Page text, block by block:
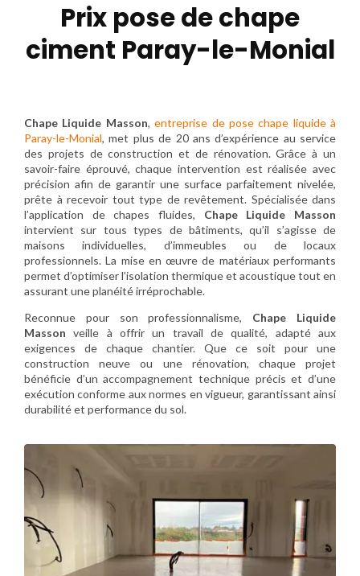
Prix pose de chape
ciment Paray-le-Monial
Chape Liquide Masson,entreprise de pose chape liquide à
Paray-le-Monial, met plus de 20 ans d’expérience au service
des projets de construction et de rénovation. Grâce à un
savoir-faire éprouvé, chaque intervention est réalisée avec
précision afin de garantir une surface parfaitement nivelée,
prête à recevoir tout type de revêtement. Spécialisée dans
l’application de chapes fluides, Chape Liquide Masson
intervient sur tous types de bâtiments, qu’il s’agisse de
maisons individuelles, d’immeubles ou de locaux
professionnels. La mise en œuvre de matériaux performants
permet d’optimiser l’isolation thermique et acoustique tout en
assurant une planéité irréprochable.
Reconnue pour son professionnalisme, Chape Liquide
Masson veille à offrir un travail de qualité, adapté aux
exigences de chaque chantier. Que ce soit pour une
construction neuve ou une rénovation, chaque projet
bénéficie d’un accompagnement technique précis et d’une
exécution conforme aux normes en vigueur, garantissant ainsi
durabilité et performance du sol.